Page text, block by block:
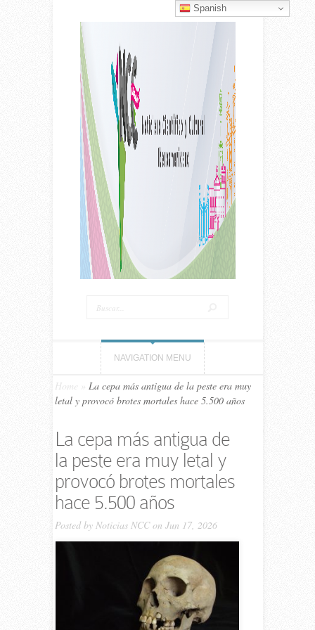
NAVIGATION MENU
Home
La cepa más antigua de la peste era muy
letal y provocó brotes mortales hace 5.500 años
La cepa más antigua de
la peste era muy letal y
provocó brotes mortales
hace 5.500 años
Posted by Noticias NCCon Jun 17, 2026
Spanish